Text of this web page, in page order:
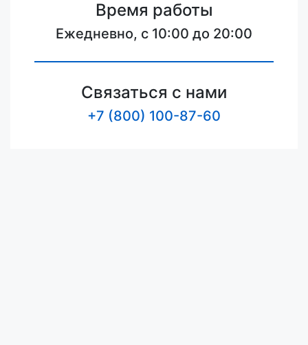
Время работы
Ежедневно, с 10:00 до 20:00
Связаться с нами
+7 (800) 100-87-60